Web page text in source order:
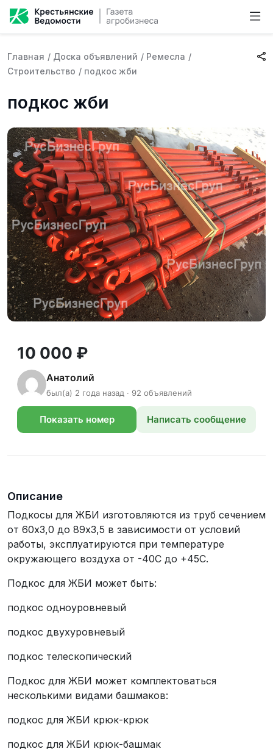
Главная / Доска объявлений / Ремесла /
Строительство / подкос жби
подкос жби
10 000 ₽
Анатолий
был(а) 2 года назад · 92 объявлений
Показать номер Написать сообщение
Описание
Подкосы для ЖБИ изготовляются из труб сечением
от 60х3,0 до 89х3,5 в зависимости от условий
работы, эксплуатируются при температуре
окружающего воздуха от -40С до +45С.
Подкос для ЖБИ может быть:
подкос одноуровневый
подкос двухуровневый
подкос телескопический
Подкос для ЖБИ может комплектоваться
несколькими видами башмаков:
подкос для ЖБИ крюк-крюк
подкос для ЖБИ крюк-башмак